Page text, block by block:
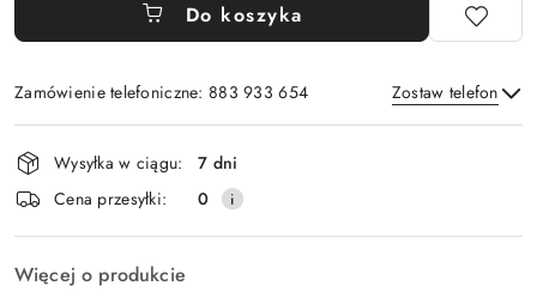
Do koszyka
Zamówienie telefoniczne: 883 933 654 Zostaw telefon
Wyślij
Dostępność
i
dostawa
Wysyłka w ciągu:
7 dni
Cena przesyłki:
0
Więcej o produkcie